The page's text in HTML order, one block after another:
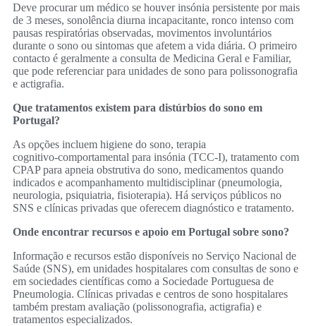
Deve procurar um médico se houver insónia persistente por mais
de 3 meses, sonolência diurna incapacitante, ronco intenso com
pausas respiratórias observadas, movimentos involuntários
durante o sono ou sintomas que afetem a vida diária. O primeiro
contacto é geralmente a consulta de Medicina Geral e Familiar,
que pode referenciar para unidades de sono para polissonografia
e actigrafia.
Que tratamentos existem para distúrbios do sono em
Portugal?
As opções incluem higiene do sono, terapia
cognitivo‑comportamental para insónia (TCC‑I), tratamento com
CPAP para apneia obstrutiva do sono, medicamentos quando
indicados e acompanhamento multidisciplinar (pneumologia,
neurologia, psiquiatria, fisioterapia). Há serviços públicos no
SNS e clínicas privadas que oferecem diagnóstico e tratamento.
Onde encontrar recursos e apoio em Portugal sobre sono?
Informação e recursos estão disponíveis no Serviço Nacional de
Saúde (SNS), em unidades hospitalares com consultas de sono e
em sociedades científicas como a Sociedade Portuguesa de
Pneumologia. Clínicas privadas e centros de sono hospitalares
também prestam avaliação (polissonografia, actigrafia) e
tratamentos especializados.